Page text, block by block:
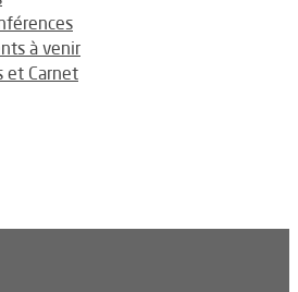
à venir
et Carnet